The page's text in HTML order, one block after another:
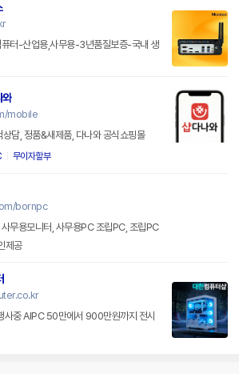
터-산업용,사무용-3년품질보증-국내 생
와
mobile
담, 정품&새제품, 다나와 공식쇼핑몰
무이자할부
bornpc
리사이클IT기기, 피벗모니터, 사무용모니터, 사무용PC 조립PC, 조립PC
제공
900만원까지 전시